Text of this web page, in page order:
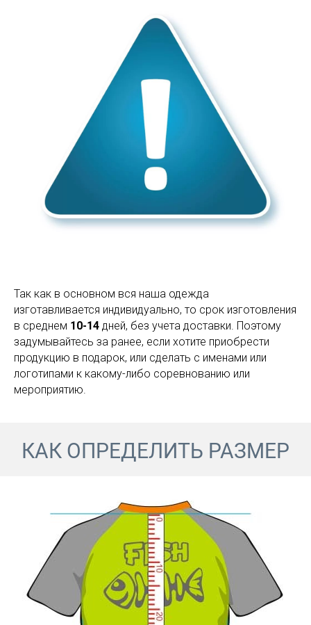
Так как в основном вся наша одежда
изготавливается индивидуально, то срок изготовления
в среднем 10-14 дней, без учета доставки. Поэтому
задумывайтесь за ранее, если хотите приобрести
продукцию в подарок, или сделать с именами или
логотипами к какому-либо соревнованию или
мероприятию.
КАК ОПРЕДЕЛИТЬ РАЗМЕР